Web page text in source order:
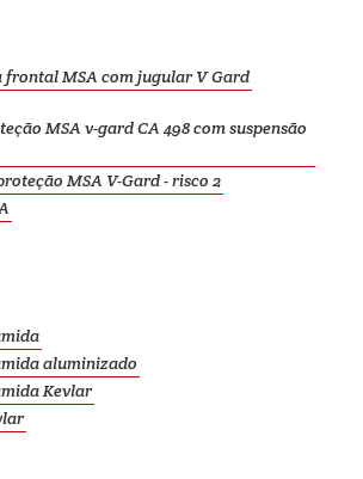
frontal MSA com jugular V Gard
MSA v-gard CA 498 com suspensão
MSA V-Gard - risco 2
aluminizado
Kevlar